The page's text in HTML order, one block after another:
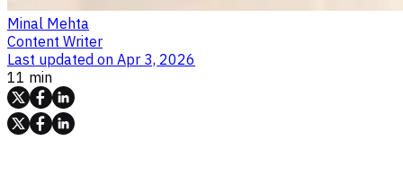
Minal Mehta
Content Writer
Last updated on Apr 3, 2026
11 min